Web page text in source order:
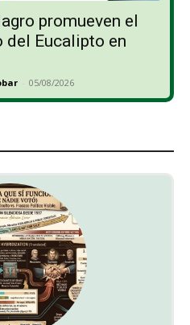
promueven el
del Eucalipto en
- 05/08/2026